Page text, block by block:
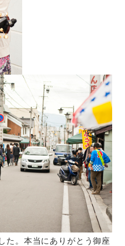
た。本当にありがとう御座